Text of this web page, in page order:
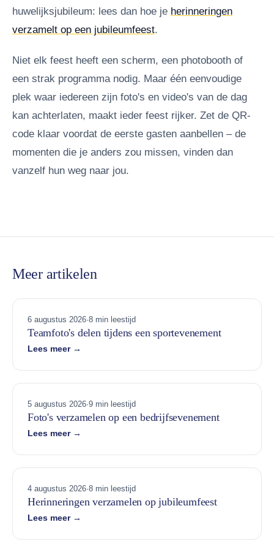
huwelijksjubileum: lees dan hoe je herinneringen
verzamelt op een jubileumfeest.
Niet elk feest heeft een scherm, een photobooth of
een strak programma nodig. Maar één eenvoudige
plek waar iedereen zijn foto's en video's van de dag
kan achterlaten, maakt ieder feest rijker. Zet de QR-
code klaar voordat de eerste gasten aanbellen – de
momenten die je anders zou missen, vinden dan
vanzelf hun weg naar jou.
Meer artikelen
6 augustus 2026·8 min leestijd
Teamfoto's delen tijdens een sportevenement
Lees meer →
5 augustus 2026·9 min leestijd
Foto's verzamelen op een bedrijfsevenement
Lees meer →
4 augustus 2026·8 min leestijd
Herinneringen verzamelen op jubileumfeest
Lees meer →